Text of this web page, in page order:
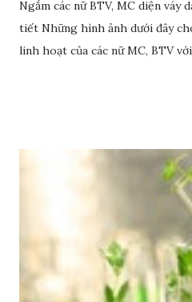
Ngắm các nữ BTV, MC diện váy
tiết Những hình ảnh dưới đây
linh hoạt của các nữ MC, BTV